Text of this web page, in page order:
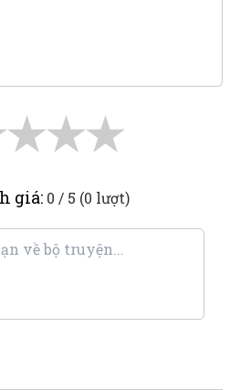
★
★
★
giá: 0 / 5 (0 lượt)